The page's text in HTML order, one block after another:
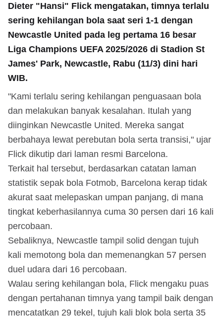
Dieter "Hansi" Flick mengatakan, timnya terlalu
sering kehilangan bola saat seri 1-1 dengan
Newcastle United pada leg pertama 16 besar
Liga Champions UEFA 2025/2026 di Stadion St
James' Park, Newcastle, Rabu (11/3) dini hari
WIB.
"Kami terlalu sering kehilangan penguasaan bola
dan melakukan banyak kesalahan. Itulah yang
diinginkan Newcastle United. Mereka sangat
berbahaya lewat perebutan bola serta transisi," ujar
Flick dikutip dari laman resmi Barcelona.
Terkait hal tersebut, berdasarkan catatan laman
statistik sepak bola Fotmob, Barcelona kerap tidak
akurat saat melepaskan umpan panjang, di mana
tingkat keberhasilannya cuma 30 persen dari 16 kali
percobaan.
Sebaliknya, Newcastle tampil solid dengan tujuh
kali memotong bola dan memenangkan 57 persen
duel udara dari 16 percobaan.
Walau sering kehilangan bola, Flick mengaku puas
dengan pertahanan timnya yang tampil baik dengan
mencatatkan 29 tekel, tujuh kali blok bola serta 35